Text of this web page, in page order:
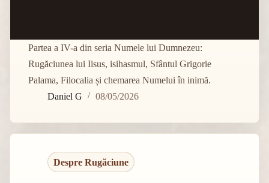
Partea a IV-a din seria Numele lui Dumnezeu:
Rugăciunea lui Iisus, isihasmul, Sfântul Grigorie
Palama, Filocalia și chemarea Numelui în inimă.
Daniel G
08/05/2026
Despre Rugăciune